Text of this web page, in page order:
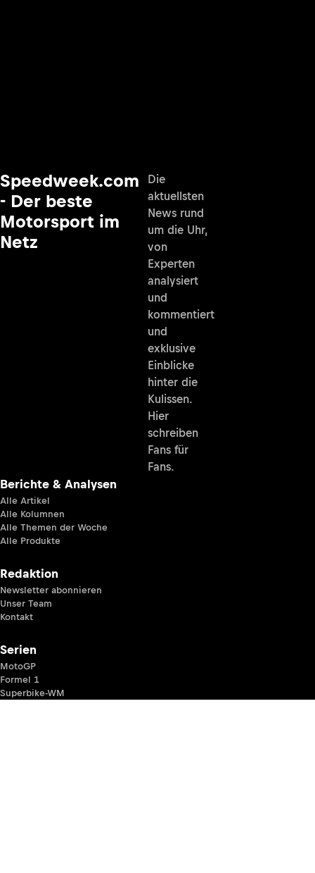
Speedweek.com
- Der beste
Motorsport im
Netz
Die
aktuellsten
News rund
um die Uhr,
von
Experten
analysiert
und
kommentiert
und
exklusive
Einblicke
hinter die
Kulissen.
Hier
schreiben
Fans für
Fans.
Berichte & Analysen
Alle Artikel
Alle Kolumnen
Alle Themen der Woche
Alle Produkte
Redaktion
Newsletter abonnieren
Unser Team
Kontakt
Serien
MotoGP
Formel 1
Superbike-WM